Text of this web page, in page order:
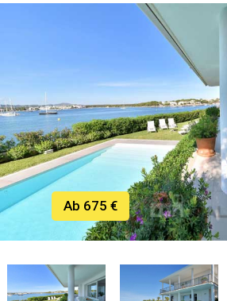
Ab 675 €